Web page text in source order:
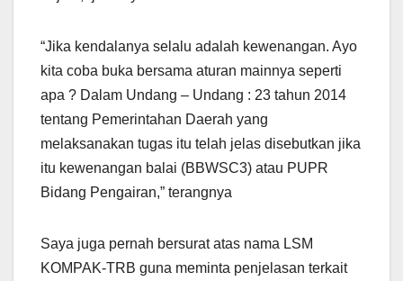
“Jika kendalanya selalu adalah kewenangan. Ayo
kita coba buka bersama aturan mainnya seperti
apa ? Dalam Undang – Undang : 23 tahun 2014
tentang Pemerintahan Daerah yang
melaksanakan tugas itu telah jelas disebutkan jika
itu kewenangan balai (BBWSC3) atau PUPR
Bidang Pengairan,” terangnya
Saya juga pernah bersurat atas nama LSM
KOMPAK-TRB guna meminta penjelasan terkait